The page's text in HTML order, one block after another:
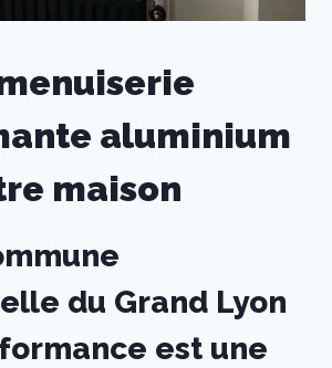
aluminium
maison
du Grand Lyon
est une